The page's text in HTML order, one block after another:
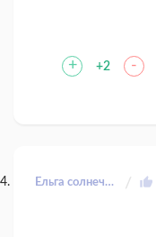
+ +2 -
Ёльга солнечный заяц